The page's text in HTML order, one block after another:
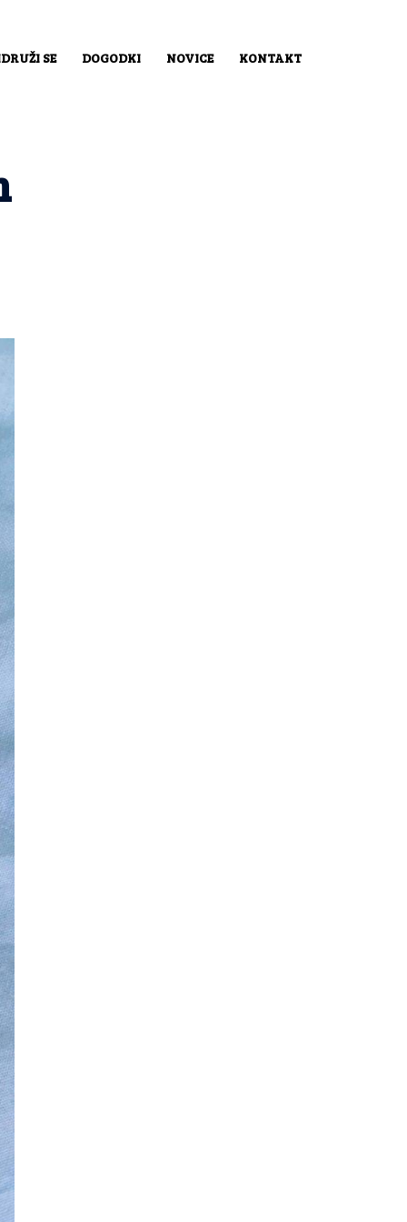
SE DOGODKI NOVICE KONTAKT